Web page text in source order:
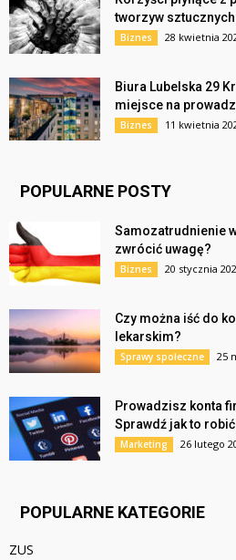
tworzyw sztucznych
Biznes 28 kwietnia
Biura Lubelska 29
miejsce na
Biznes 11 kwietnia
POPULARNE POSTY
Samozatrudnienie
zwrócić uwagę?
Biznes 20 stycznia
Czy można iść do
lekarskim?
Sprawy społeczne 25
Prowadzisz konta
Sprawdź jak to
Marketing 26 lutego
POPULARNE KATEGORIE
ZUS